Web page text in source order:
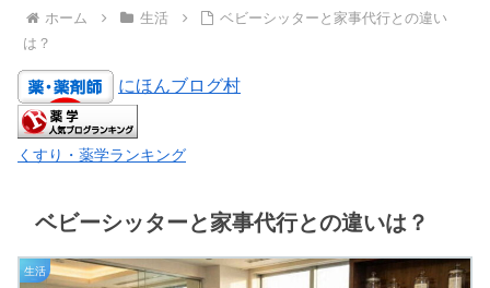
ホーム 生活
ベビーシッターと家事代行との違い
は？
にほんブログ村
くすり・薬学ランキング
ベビーシッターと家事代行との違いは？
生活